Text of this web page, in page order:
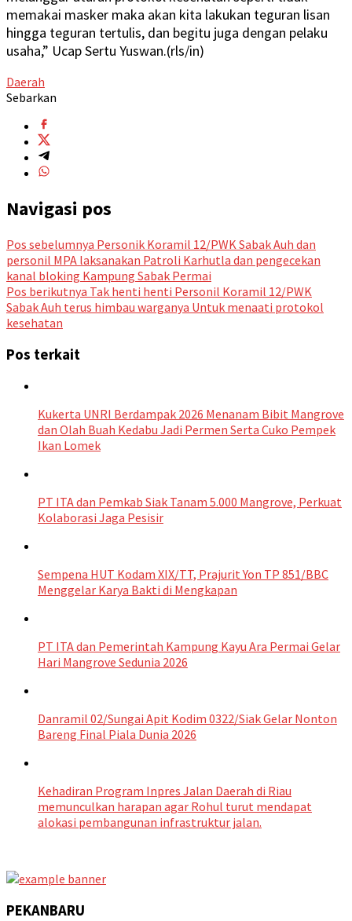
memakai masker maka akan kita lakukan teguran lisan
hingga teguran tertulis, dan begitu juga dengan pelaku
usaha,” Ucap Sertu Yuswan.(rls/in)
Daerah
Sebarkan
Navigasi pos
Pos sebelumnya Personik Koramil 12/PWK Sabak Auh dan
personil MPA laksanakan Patroli Karhutla dan pengecekan
kanal bloking Kampung Sabak Permai
Pos berikutnya Tak henti henti Personil Koramil 12/PWK
Sabak Auh terus himbau warganya Untuk menaati protokol
kesehatan
Pos terkait
Kukerta UNRI Berdampak 2026 Menanam Bibit Mangrove
dan Olah Buah Kedabu Jadi Permen Serta Cuko Pempek
Ikan Lomek
PT ITA dan Pemkab Siak Tanam 5.000 Mangrove, Perkuat
Kolaborasi Jaga Pesisir
Sempena HUT Kodam XIX/TT, Prajurit Yon TP 851/BBC
Menggelar Karya Bakti di Mengkapan
PT ITA dan Pemerintah Kampung Kayu Ara Permai Gelar
Hari Mangrove Sedunia 2026
Danramil 02/Sungai Apit Kodim 0322/Siak Gelar Nonton
Bareng Final Piala Dunia 2026
Kehadiran Program Inpres Jalan Daerah di Riau
memunculkan harapan agar Rohul turut mendapat
alokasi pembangunan infrastruktur jalan.
PEKANBARU